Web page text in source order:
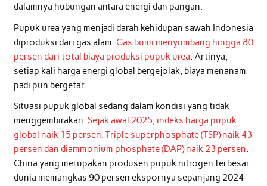
dalamnya hubungan antara energi dan pangan.
Pupuk urea yang menjadi darah kehidupan sawah Indonesia
diproduksi dari gas alam. Gas bumi menyumbang hingga 80
persen dari total biaya produksi pupuk urea. Artinya,
setiap kali harga energi global bergejolak, biaya menanam
padi pun bergetar.
Situasi pupuk global sedang dalam kondisi yang tidak
menggembirakan. Sejak awal 2025, indeks harga pupuk
global naik 15 persen. Triple superphosphate (TSP) naik 43
persen dan diammonium phosphate (DAP) naik 23 persen.
China yang merupakan produsen pupuk nitrogen terbesar
dunia memangkas 90 persen ekspornya sepanjang 2024